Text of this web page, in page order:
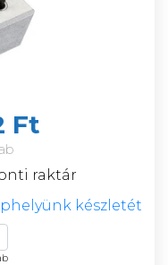
Ft
raktár
készletét